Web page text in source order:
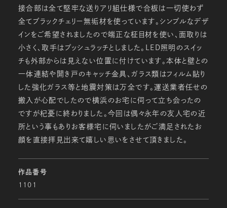
接合部は全て堅牢な送りアリ組仕様で合板は一切使わず
全てブラックチェリー無垢材を使っています。シンプルなデザ
インをご希望されましたので端正な柾目材を使い、面取りは
小さく、取手はプッシュラッチとしました。LED照明のスイッ
チも外部からは見えない位置に付けています。本体と壁との
一体連結や開き戸のキャッチ金具、ガラス類はフィルム貼り
した強化ガラス等と地震対策は万全です。運送業者任せの
搬入が心配でしたので横浜のお宅に伺って立ち会ったの
ですが杞憂に終わりました。今回は偶々永年の友人宅の近
所という事もありお客様宅に伺いましたがご満足されたお
顔を直接拝見出来て嬉しい思いをさせて頂きました。
作品番号
1101